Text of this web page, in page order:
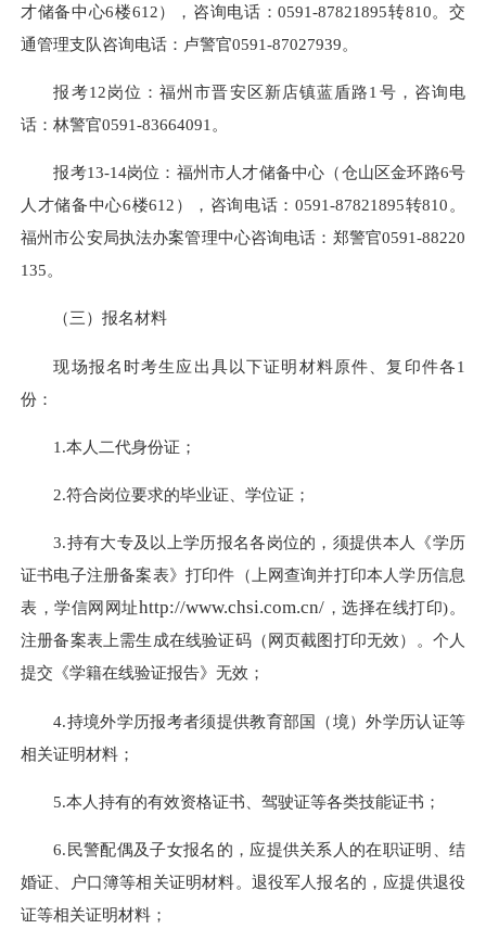
才储备中心6楼612），咨询电话：0591-87821895转810。交
通管理支队咨询电话：卢警官0591-87027939。
报考12岗位：福州市晋安区新店镇蓝盾路1号，咨询电
话：林警官0591-83664091。
报考13-14岗位：福州市人才储备中心（仓山区金环路6号
人才储备中心6楼612），咨询电话：0591-87821895转810。
福州市公安局执法办案管理中心咨询电话：郑警官0591-88220
135。
（三）报名材料
现场报名时考生应出具以下证明材料原件、复印件各1
份：
1.本人二代身份证；
2.符合岗位要求的毕业证、学位证；
3.持有大专及以上学历报名各岗位的，须提供本人《学历
证书电子注册备案表》打印件（上网查询并打印本人学历信息
表，学信网网址http://www.chsi.com.cn/，选择在线打印)。
注册备案表上需生成在线验证码（网页截图打印无效）。个人
提交《学籍在线验证报告》无效；
4.持境外学历报考者须提供教育部国（境）外学历认证等
相关证明材料；
5.本人持有的有效资格证书、驾驶证等各类技能证书；
6.民警配偶及子女报名的，应提供关系人的在职证明、结
婚证、户口簿等相关证明材料。退役军人报名的，应提供退役
证等相关证明材料；